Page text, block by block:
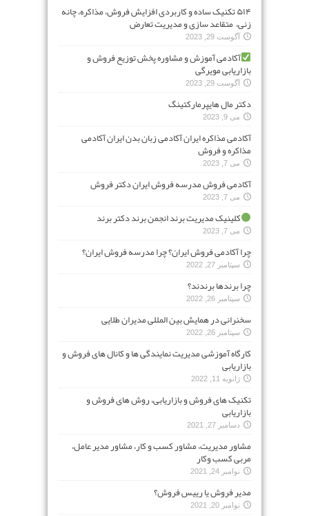
۵۱۴ تکنیک ساده و کاربردی افزایش فروش، مذاکره، چانه
زنی، متقاعد سازی و مدیریت تعارض
آگوست 29, 2023
آکادمی آموزش و مشاوره پخش توزیع فروش و
بازاریابی مویرگی
آگوست 29, 2023
دکتر مال هایپرمارکتینگ
می 9, 2023
آکادمی مذاکره ایران آکادمی زبان بدن ایران آکادمی
مذاکره و فروش
می 7, 2023
آکادمی فروش مدرسه فروش ایران دکتر فروش
می 7, 2023
کلینیک مدیریت برند انجمن برند دکتر برند
می 7, 2023
چرا آکادمی فروش ایران؟ چرا مدرسه فروش ایران؟
سپتامبر 27, 2022
چرا برندها برندند؟
سپتامبر 26, 2022
سخنرانی در همایش بین المللی مدیران طلایی
سپتامبر 26, 2022
کارگاه آموزشی مدیریت نمایندگی ها و کانال های فروش و
بازاریابی
ژانویه 11, 2022
تکنیک های فروش و بازاریابی، روش های فروش و
بازاریابی
دسامبر 27, 2021
مشاور مدیریت، مشاور کسب و کار، مشاور مدیر عامل،
مربی کسب وکار
نوامبر 24, 2021
مدیر فروش یا رییس فروش؟
نوامبر 20, 2021